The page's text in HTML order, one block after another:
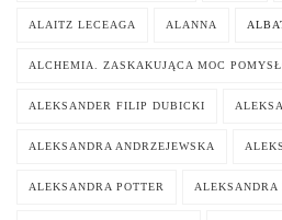
ALAITZ LECEAGA ALANNA
ALCHEMIA. ZASKAKUJĄCA MOC
ALEKSANDER FILIP DUBICKI
ALEKSANDRA ANDRZEJEWSKA
ALEKSANDRA POTTER ALEKSANDRA